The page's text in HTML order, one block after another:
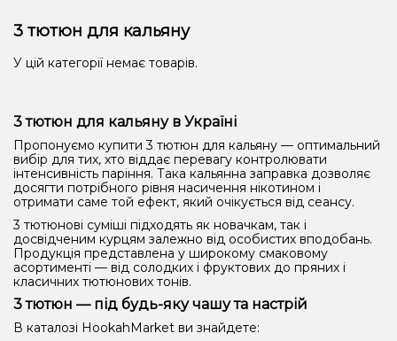
Чаші для кальяну
Електронні сигарети (POD)
Комплектуючі для POD
Рідини для електронних сигарет
Подарункові набори
Уцінка
3 тютюн для кальяну
У цій категорії немає товарів.
3 тютюн для кальяну в Україні
Пропонуємо купити 3 тютюн для кальяну — оптимальний
вибір для тих, хто віддає перевагу контролювати
інтенсивність паріння. Така кальянна заправка дозволяє
досягти потрібного рівня насичення нікотином і
отримати саме той ефект, який очікується від сеансу.
3 тютюнові суміші підходять як новачкам, так і
досвідченим курцям залежно від особистих вподобань.
Продукція представлена у широкому смаковому
асортименті — від солодких і фруктових до пряних і
класичних тютюнових тонів.
3 тютюн — під будь-яку чашу та настрій
В каталозі HookahMarket ви знайдете: